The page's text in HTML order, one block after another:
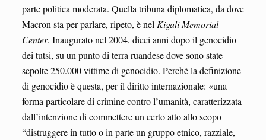
parte politica moderata. Quella tribuna diplomatica, da dove
Macron sta per parlare, ripeto, è nel Kigali Memorial
Center. Inaugurato nel 2004, dieci anni dopo il genocidio
dei tutsi, su un punto di terra ruandese dove sono state
sepolte 250.000 vittime di genocidio. Perché la definizione
di genocidio è questa, per il diritto internazionale: «una
forma particolare di crimine contro l’umanità, caratterizzata
dall’intenzione di commettere un certo atto allo scopo
“distruggere in tutto o in parte un gruppo etnico, razziale,